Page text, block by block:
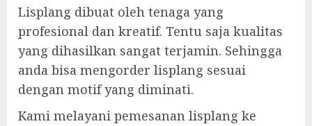
Lisplang dibuat oleh tenaga yang
profesional dan kreatif. Tentu saja kualitas
yang dihasilkan sangat terjamin. Sehingga
anda bisa mengorder lisplang sesuai
dengan motif yang diminati.
Kami melayani pemesanan lisplang ke